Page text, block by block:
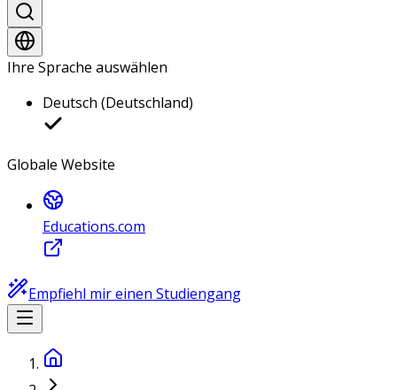
Ihre Sprache auswählen
Deutsch (Deutschland)
Globale Website
Educations.com
Empfiehl mir einen Studiengang